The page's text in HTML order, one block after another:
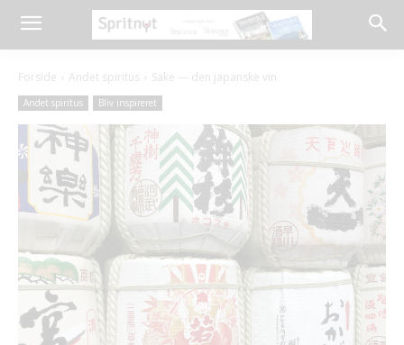
Forside Andet spiritus Sake — den japanske vin
Andet spiritus Bliv inspireret